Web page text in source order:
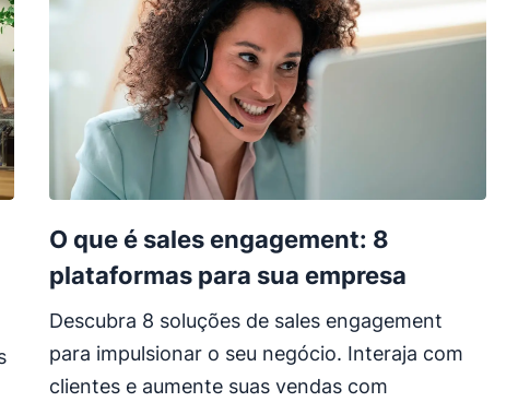
O que é sales engagement: 8
plataformas para sua empresa
Descubra 8 soluções de sales engagement
para impulsionar o seu negócio. Interaja com
clientes e aumente suas vendas com